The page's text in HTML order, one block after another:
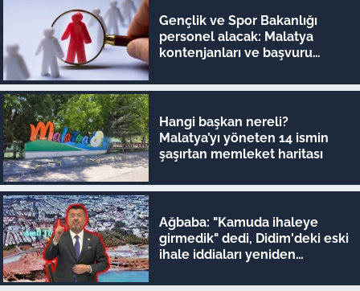
Gençlik ve Spor Bakanlığı
personel alacak: Malatya
kontenjanları ve başvuru
Hangi başkan nereli?
Malatya’yı yöneten 14 ismin
şaşırtan memleket haritası
Ağbaba: "Kamuda ihaleye
girmedik" dedi, Didim'deki eski
ihale iddiaları yeniden